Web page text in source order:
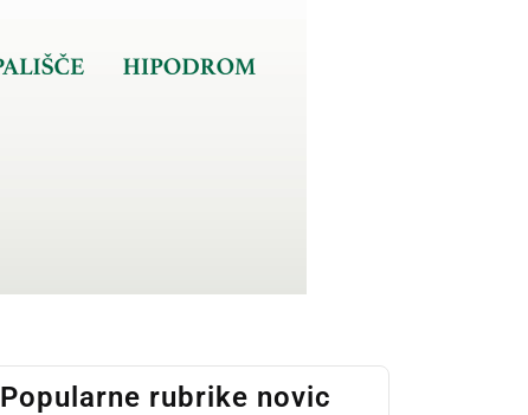
Popularne rubrike novic